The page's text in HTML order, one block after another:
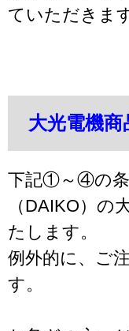
ていただきます
大光電機商
下記①～④の条
（DAIKO）の
たします。
例外的に、ご
す。